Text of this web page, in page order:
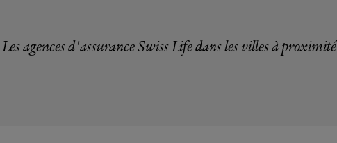
Les agences d'assurance Swiss Life dans les villes à proximité